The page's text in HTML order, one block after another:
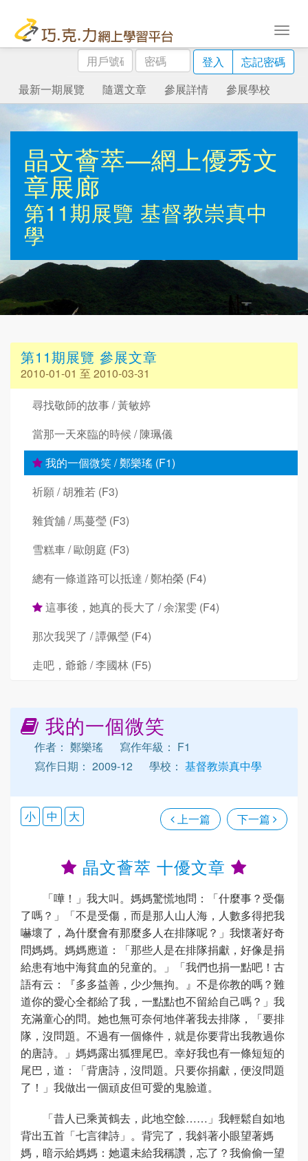
用
戶
號
碼
密
碼
登入
忘記密碼
最新一期展覽
隨選文章 參展詳情 參展學校
晶文薈萃—網上優秀文
章展廊
第11期展覽 基督教崇真中
學
第11期展覽 參展文章
2010-01-01 至 2010-03-31
尋找敬師的故事 / 黃敏婷
當那一天來臨的時候 / 陳珮儀
我的一個微笑 / 鄭樂瑤 (F1)
祈願 / 胡雅若 (F3)
雜貨舖 / 馬蔓瑩 (F3)
雪糕車 / 歐朗庭 (F3)
總有一條道路可以抵達 / 鄭柏榮 (F4)
這事後，她真的長大了 / 余潔雯 (F4)
那次我哭了 / 譚佩瑩 (F4)
走吧，爺爺 / 李國林 (F5)
我的一個微笑
作者： 鄭樂瑤
寫作年級： F1
寫作日期： 2009-12
學校： 基督教崇真中學
上一篇 下一篇
小 中 大
晶文薈萃 十優文章
「嘩！」我大叫。媽媽驚慌地問：「什麼事？受傷
了嗎？」「不是受傷，而是那人山人海，人數多得把我
嚇壞了，為什麼會有那麼多人在排隊呢？」我懷著好奇
問媽媽。媽媽應道：「那些人是在排隊捐獻，好像是捐
給患有地中海貧血的兒童的。」「我們也捐一點吧！古
語有云：『多多益善，少少無拘。』不是你教的嗎？難
道你的愛心全都給了我，一點點也不留給自己嗎？」我
充滿童心的問。她也無可奈何地伴著我去排隊，「要排
隊，沒問題。不過有一個條件，就是你要背出我教過你
的唐詩。」媽媽露出狐狸尾巴。幸好我也有一條短短的
尾巴，道：「背唐詩，沒問題。只要你捐獻，便沒問題
了！」我做出一個頑皮但可愛的鬼臉道。
「昔人已乘黃鶴去，此地空餘……」我輕鬆自如地
背出五首「七言律詩」。背完了，我斜著小眼望著媽
媽，暗示給媽媽：她還未給我稱讚，忘了？我偷偷一望